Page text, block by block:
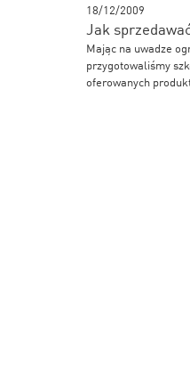
18/12/2009
Jak
Mając na uwadze
przygotowaliśmy
oferowanych